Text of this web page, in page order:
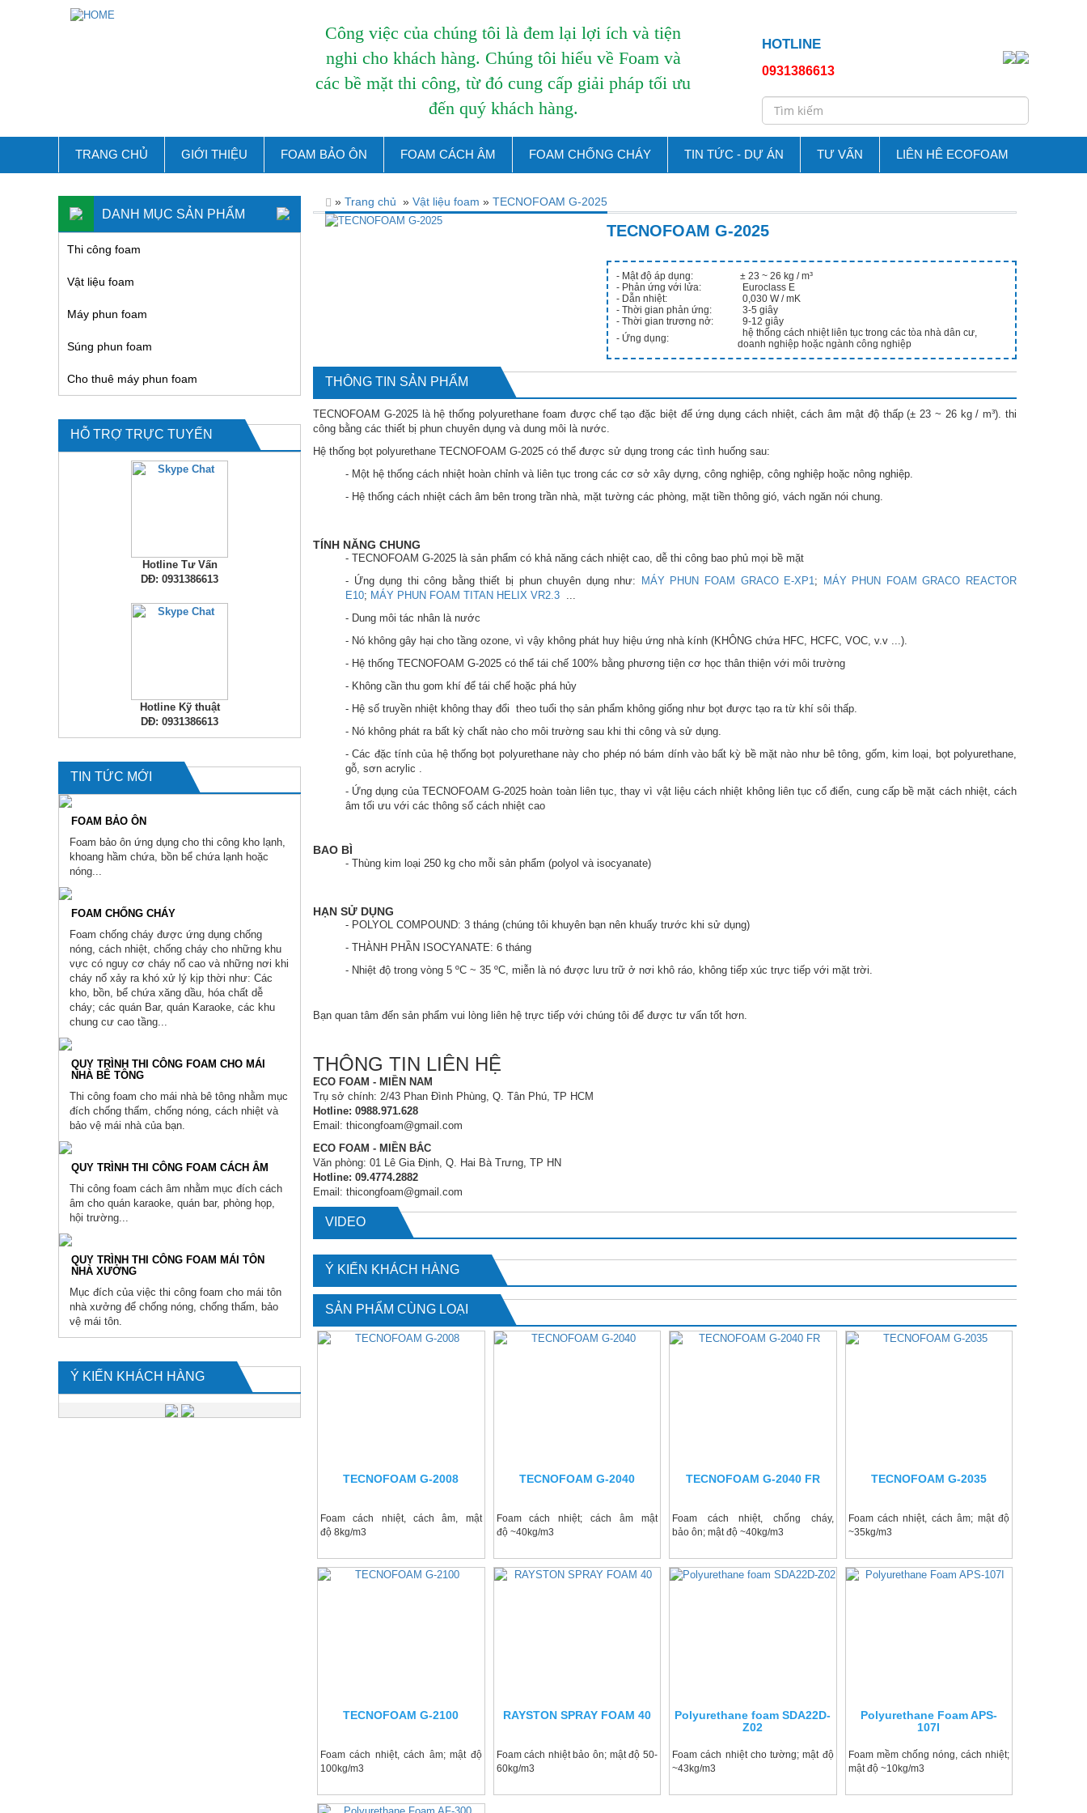
Công việc của chúng tôi là đem lại lợi ích và tiện
nghi cho khách hàng. Chúng tôi hiểu về Foam và
các bề mặt thi công, từ đó cung cấp giải pháp tối ưu
đến quý khách hàng.
HOTLINE
0931386613
TRANG CHỦ GIỚI THIỆU FOAM BẢO ÔN FOAM CÁCH ÂM FOAM CHỐNG CHÁY TIN TỨC - DỰ ÁN TƯ VẤN LIÊN HÊ ECOFOAM
DANH MỤC SẢN PHẨM
Thi công foam
Vật liệu foam
Máy phun foam
Súng phun foam
Cho thuê máy phun foam
HỖ TRỢ TRỰC TUYẾN
Hotline Tư Vấn
DĐ: 0931386613
Hotline Kỹ thuật
DĐ: 0931386613
TIN TỨC MỚI
FOAM BẢO ÔN
Foam bảo ôn ứng dụng cho thi công kho lạnh,
khoang hầm chứa, bồn bể chứa lạnh hoặc
nóng...
FOAM CHỐNG CHÁY
Foam chống cháy được ứng dụng chống
nóng, cách nhiệt, chống cháy cho những khu
vực có nguy cơ cháy nổ cao và những nơi khi
cháy nổ xảy ra khó xử lý kịp thời như: Các
kho, bồn, bể chứa xăng dầu, hóa chất dễ
cháy; các quán Bar, quán Karaoke, các khu
chung cư cao tầng...
QUY TRÌNH THI CÔNG FOAM CHO MÁI
NHÀ BÊ TÔNG
Thi công foam cho mái nhà bê tông nhằm mục
đích chống thấm, chống nóng, cách nhiệt và
bảo vệ mái nhà của bạn.
QUY TRÌNH THI CÔNG FOAM CÁCH ÂM
Thi công foam cách âm nhằm mục đích cách
âm cho quán karaoke, quán bar, phòng họp,
hội trường...
QUY TRÌNH THI CÔNG FOAM MÁI TÔN
NHÀ XƯỞNG
Mục đích của việc thi công foam cho mái tôn
nhà xưởng để chống nóng, chống thấm, bảo
vệ mái tôn.
Ý KIẾN KHÁCH HÀNG
» Trang chủ » Vật liệu foam » TECNOFOAM G-2025
TECNOFOAM G-2025
- Mật độ áp dụng:
± 23 ~ 26 kg / m³
- Phản ứng với lửa:
Euroclass E
- Dẫn nhiệt:
0,030 W / mK
- Thời gian phản ứng:
3-5 giây
- Thời gian trương nở:
9-12 giây
- Ứng dụng:
hệ thống cách nhiệt liên tục trong các tòa nhà dân cư,
doanh nghiệp hoặc ngành công nghiệp
THÔNG TIN SẢN PHẨM
TECNOFOAM G-2025 là hệ thống polyurethane foam được chế tạo đặc biệt để ứng dụng cách nhiệt, cách âm mật độ thấp (± 23 ~ 26 kg / m³). thi
công bằng các thiết bị phun chuyên dụng và dung môi là nước.
Hệ thống bọt polyurethane TECNOFOAM G-2025 có thể được sử dụng trong các tình huống sau:
- Một hệ thống cách nhiệt hoàn chỉnh và liên tục trong các cơ sở xây dựng, công nghiệp, công nghiệp hoặc nông nghiệp.
- Hệ thống cách nhiệt cách âm bên trong trần nhà, mặt tường các phòng, mặt tiền thông gió, vách ngăn nói chung.
TÍNH NĂNG CHUNG
- TECNOFOAM G-2025 là sản phẩm có khả năng cách nhiệt cao, dễ thi công bao phủ mọi bề mặt
- Ứng dụng thi công bằng thiết bị phun chuyên dụng như:
MÁY PHUN FOAM GRACO E-XP1;
MÁY PHUN FOAM GRACO REACTOR
E10; MÁY PHUN FOAM TITAN HELIX VR2.3 ...
- Dung môi tác nhân là nước
- Nó không gây hại cho tầng ozone, vì vậy không phát huy hiệu ứng nhà kính (KHÔNG chứa HFC, HCFC, VOC, v.v ...).
- Hệ thống TECNOFOAM G-2025 có thể tái chế 100% bằng phương tiện cơ học thân thiện với môi trường
- Không cần thu gom khí để tái chế hoặc phá hủy
- Hệ số truyền nhiệt không thay đổi theo tuổi thọ sản phẩm không giống như bọt được tạo ra từ khí sôi thấp.
- Nó không phát ra bất kỳ chất nào cho môi trường sau khi thi công và sử dụng.
- Các đặc tính của hệ thống bọt polyurethane này cho phép nó bám dính vào bất kỳ bề mặt nào như bê tông, gốm, kim loại, bọt polyurethane,
gỗ, sơn acrylic .
- Ứng dụng của TECNOFOAM G-2025 hoàn toàn liên tục, thay vì vật liệu cách nhiệt không liên tục cổ điển, cung cấp bề mặt cách nhiệt, cách
âm tối ưu với các thông số cách nhiệt cao
BAO BÌ
- Thùng kim loại 250 kg cho mỗi sản phẩm (polyol và isocyanate)
HẠN SỬ DỤNG
- POLYOL COMPOUND: 3 tháng (chúng tôi khuyên bạn nên khuấy trước khi sử dụng)
- THÀNH PHẦN ISOCYANATE: 6 tháng
- Nhiệt độ trong vòng 5 ºC ~ 35 ºC, miễn là nó được lưu trữ ở nơi khô ráo, không tiếp xúc trực tiếp với mặt trời.
Bạn quan tâm đến sản phẩm vui lòng liên hệ trực tiếp với chúng tôi để được tư vấn tốt hơn.
THÔNG TIN LIÊN HỆ
ECO FOAM - MIỀN NAM
Trụ sở chính: 2/43 Phan Đình Phùng, Q. Tân Phú, TP HCM
Hotline: 0988.971.628
Email: thicongfoam@gmail.com
ECO FOAM - MIỀN BẮC
Văn phòng: 01 Lê Gia Định, Q. Hai Bà Trưng, TP HN
Hotline: 09.4774.2882
Email: thicongfoam@gmail.com
VIDEO
Ý KIẾN KHÁCH HÀNG
SẢN PHẨM CÙNG LOẠI
TECNOFOAM G-2008
Foam cách nhiệt, cách âm, mật
độ 8kg/m3
TECNOFOAM G-2040
Foam cách nhiệt; cách âm mật
độ ~40kg/m3
TECNOFOAM G-2040 FR
Foam cách nhiệt, chống cháy,
bảo ôn; mật độ ~40kg/m3
TECNOFOAM G-2035
Foam cách nhiệt, cách âm; mật độ
~35kg/m3
TECNOFOAM G-2100
Foam cách nhiệt, cách âm; mật độ
100kg/m3
RAYSTON SPRAY FOAM 40
Foam cách nhiệt bảo ôn; mật độ 50-
60kg/m3
Polyurethane foam SDA22D-
Z02
Foam cách nhiệt cho tường; mật độ
~43kg/m3
Polyurethane Foam APS-
107I
Foam mềm chống nóng, cách nhiệt;
mật độ ~10kg/m3